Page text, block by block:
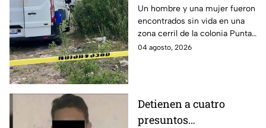
de un hombre y una
mujer s1n v1da en zona
cerril de León, HOY
martes
Un hombre y una mujer fueron
encontrados sin vida en una
zona cerril de la colonia Punta
del Sol, en el polígono de Las
04 agosto, 2026
Detienen a cuatro
presuntos